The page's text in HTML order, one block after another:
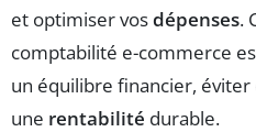
et optimiser vosdépenses.
comptabilité e-commerce
un équilibre financier,
une rentabilité durable.